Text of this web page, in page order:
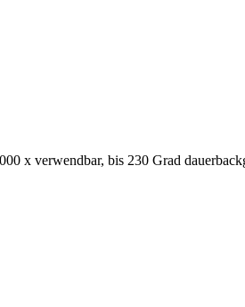
x verwendbar, bis 230 Grad